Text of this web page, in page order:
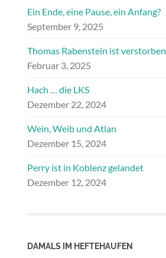
Ein Ende, eine Pause, ein Anfang?
September 9, 2025
Thomas Rabenstein ist verstorben
Februar 3, 2025
Hach … die LKS
Dezember 22, 2024
Wein, Weib und Atlan
Dezember 15, 2024
Perry ist in Koblenz gelandet
Dezember 12, 2024
DAMALS IM HEFTEHAUFEN